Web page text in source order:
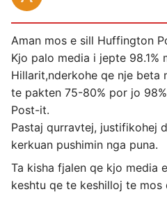
Aman mos e sill Huffington
Kjo palo media i jepte 98.1%
Hillarit,nderkohe qe nje beta
te pakten 75-80% por jo
Post-it.
Pastaj qurravtej, justifikohej
kerkuan pushimin nga puna.
Ta kisha fjalen qe kjo media
keshtu qe te keshilloj te mos